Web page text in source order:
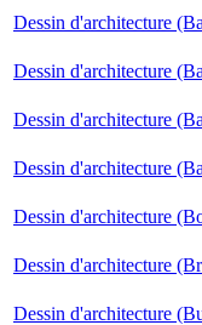
Dessin d'architecture
Dessin d'architecture
Dessin d'architecture
Dessin d'architecture
Dessin d'architecture
Dessin d'architecture
Dessin d'architecture